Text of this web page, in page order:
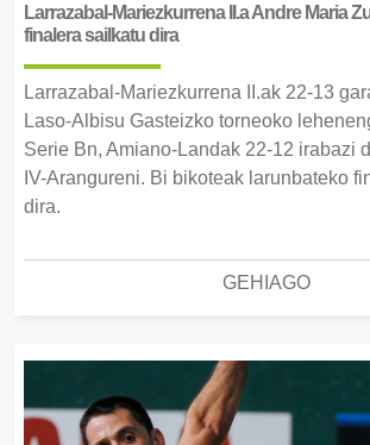
Larrazabal-Mariezkurrena II.a Andre Maria
finalera sailkatu dira
Larrazabal-Mariezkurrena II.ak 22-13
Laso-Albisu Gasteizko torneoko
Serie Bn, Amiano-Landak 22-12 irabazi
IV-Arangureni. Bi bikoteak larunbateko
dira.
GEHIAGO